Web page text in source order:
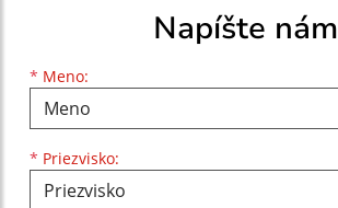
Napíšte nám
* Meno:
Meno
* Priezvisko:
Priezvisko
E-mailová adresa